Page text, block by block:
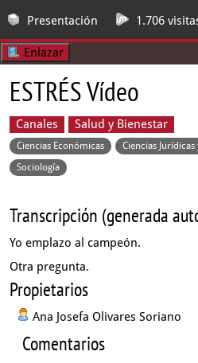
Presentación 1.706
Enlazar
ESTRÉS Vídeo
Canales Salud y Bienestar
Ciencias Económicas
Ciencias
Sociología
Transcripción (generada
Yo emplazo al campeón.
Otra pregunta.
Propietarios
Ana Josefa Olivares Soriano
Comentarios